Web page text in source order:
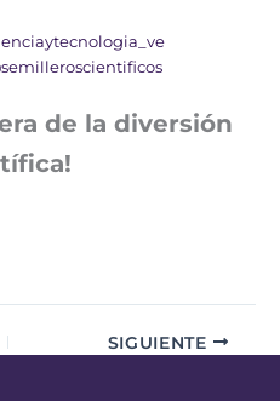
de la diversión
SIGUIENTE